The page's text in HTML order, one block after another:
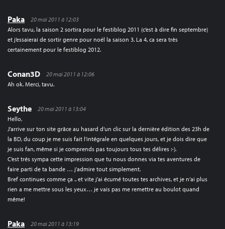
Paka
20 mai 2011 à 12:03
Alors tavu, la saison 2 sortira pour le festiblog 2011 (c’est à dire fin septembre)
et j’essaierai de sortir genre pour noël la saison 3. La 4, ca sera très
certainement pour le festiblog 2012.
Conan3D
20 mai 2011 à 12:06
Ah ok. Merci, tavu.
Seythe
20 mai 2011 à 13:04
Hello,
J’arrive sur ton site grâce au hasard d’un clic sur la dernière édition des 23h de
la BD, du coup je me suis fait l’intégrale en quelques jours, et je dois dire que
je suis fan, même si je comprends pas toujours tous tes délires :-).
C’est trés sympa cette impression que tu nous donnes via tes aventures de
faire parti de ta bande … j’admire tout simplement.
Bref continues comme ça .. et vite j’ai écumé toutes tes archives, et je n’ai plus
rien a me mettre sous les yeux… je vais pas me remettre au boulot quand
même!
Paka
20 mai 2011 à 13:19